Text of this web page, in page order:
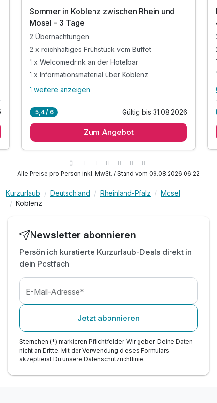
Sommer in Koblenz zwischen Rhein und
Mosel - 3 Tage
2 Übernachtungen
2 x reichhaltiges Frühstück vom Buffet
1 x Welcomedrink an der Hotelbar
1 x Informationsmaterial über Koblenz
Alle Inklusivleistungen
2 x reichhaltiges Frühstück vom Buffet
inkl. W-LAN im Hotel
1 weitere anzeigen
5,4 / 6 Gültig bis 31.08.2026
Zum Angebot
Alle Preise pro Person inkl. MwSt. / Stand vom 09.08.2026 06:22
Kurzurlaub Deutschland Rheinland-Pfalz
Mosel
Koblenz
Newsletter abonnieren
Persönlich kuratierte Kurzurlaub-Deals direkt in
dein Postfach
E-Mail-Adresse*
Jetzt abonnieren
Sternchen (*) markieren Pflichtfelder. Wir geben Deine Daten
nicht an Dritte. Mit der Verwendung dieses Formulars
akzeptierst Du unsere Datenschutzrichtlinie.